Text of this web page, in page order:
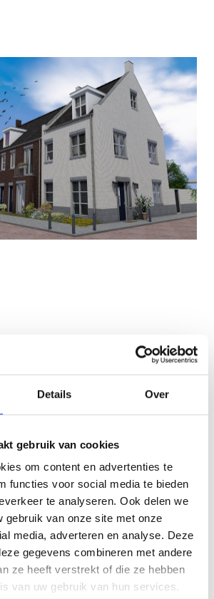
Details Over
gebruik van cookies
om content en advertenties te
functies voor social media te bieden
te analyseren. Ook delen we
gebruik van onze site met onze
media, adverteren en analyse. Deze
gegevens combineren met andere
ze heeft verstrekt of die ze hebben
van uw gebruik van hun services.
uit onze afgeronde projecten. Bij
makelaars die veel expertise
direct getoetst, zodat u weet
Daar zorgen we overigens ook voor
en problemen die voor u als
kunnen spelen. Onze dienstverlening
de verkoopfase is daar volledig op
waar wij mee
we bovendien aantrekkelijke
regelen voor nieuwbouwkopers.